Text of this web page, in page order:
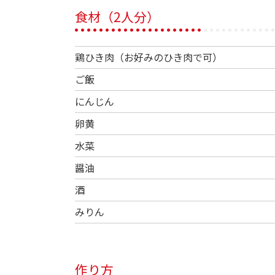
食材（2人分）
鶏ひき肉（お好みのひき肉で可）
ご飯
にんじん
卵黄
水菜
醤油
酒
みりん
作り方